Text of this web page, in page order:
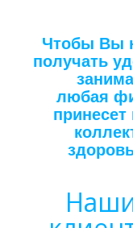
Чтобы Вы
получать
любая